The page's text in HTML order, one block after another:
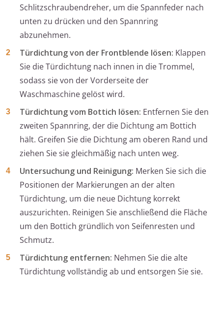
Schlitzschraubendreher, um die Spannfeder nach
unten zu drücken und den Spannring
abzunehmen.
Türdichtung von der Frontblende lösen: Klappen
Sie die Türdichtung nach innen in die Trommel,
sodass sie von der Vorderseite der
Waschmaschine gelöst wird.
Türdichtung vom Bottich lösen: Entfernen Sie den
zweiten Spannring, der die Dichtung am Bottich
hält. Greifen Sie die Dichtung am oberen Rand und
ziehen Sie sie gleichmäßig nach unten weg.
Untersuchung und Reinigung: Merken Sie sich die
Positionen der Markierungen an der alten
Türdichtung, um die neue Dichtung korrekt
auszurichten. Reinigen Sie anschließend die Fläche
um den Bottich gründlich von Seifenresten und
Schmutz.
Türdichtung entfernen: Nehmen Sie die alte
Türdichtung vollständig ab und entsorgen Sie sie.